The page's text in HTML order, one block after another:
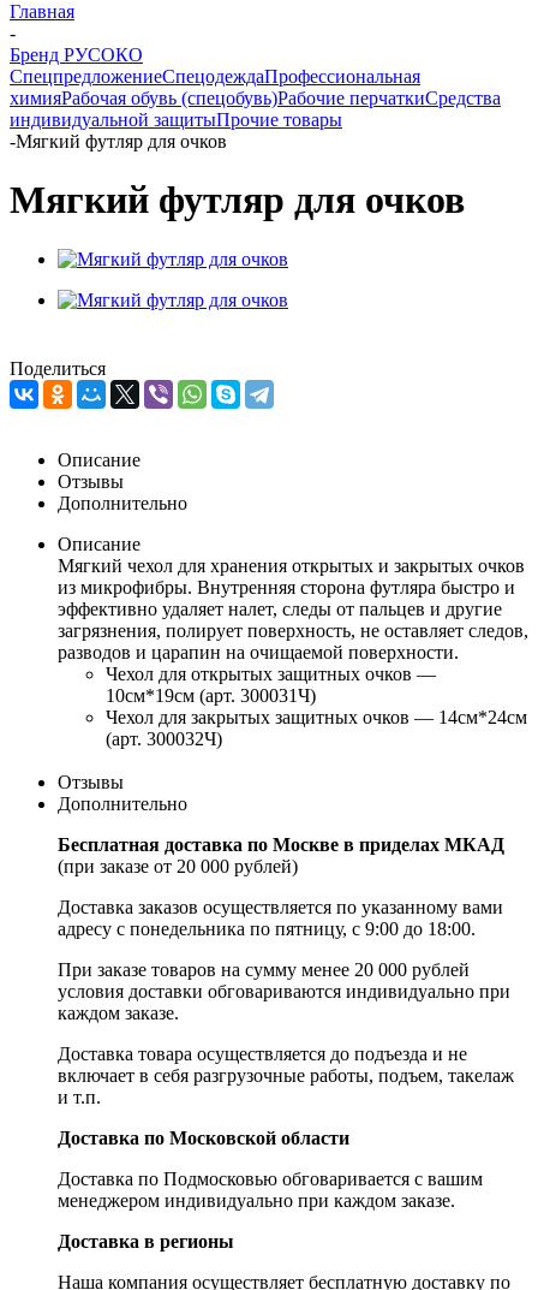
Главная
-
Бренд РУСОКО
СпецпредложениеСпецодеждаПрофессиональная
химияРабочая обувь (спецобувь)Рабочие перчаткиСредства
индивидуальной защитыПрочие товары
-Мягкий футляр для очков
Мягкий футляр для очков
Поделиться
Описание
Отзывы
Дополнительно
Описание
Мягкий чехол для хранения открытых и закрытых очков
из микрофибры. Внутренняя сторона футляра быстро и
эффективно удаляет налет, следы от пальцев и другие
загрязнения, полирует поверхность, не оставляет следов,
разводов и царапин на очищаемой поверхности.
Чехол для открытых защитных очков —
10см*19см (арт. 300031Ч)
Чехол для закрытых защитных очков — 14см*24см
(арт. 300032Ч)
Отзывы
Дополнительно
Бесплатная доставка по Москве в приделах МКАД
(при заказе от 20 000 рублей)
Доставка заказов осуществляется по указанному вами
адресу c понедельника по пятницу, с 9:00 до 18:00.
При заказе товаров на сумму менее 20 000 рублей
условия доставки обговариваются индивидуально при
каждом заказе.
Доставка товара осуществляется до подъезда и не
включает в себя разгрузочные работы, подъем, такелаж
и т.п.
Доставка по Московской области
Доставка по Подмосковью обговаривается с вашим
менеджером индивидуально при каждом заказе.
Доставка в регионы
Наша компания осуществляет бесплатную доставку по